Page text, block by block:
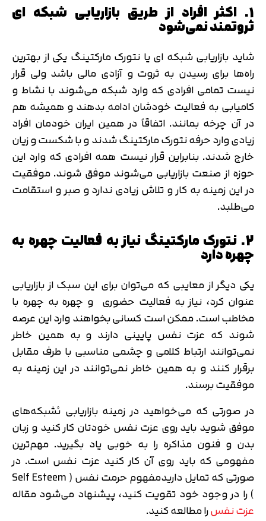
1. اکثر افراد از طریق بازاریابی شبکه ای
ثروتمند نمی‌شود
شاید بازاریابی شبکه ای یا نتورک مارکتینگ یکی از بهترین
راه‌ها برای رسیدن به ثروت و آزادی مالی باشد ولی قرار
نیست تمامی افرادی که وارد شبکه می‌شوند با نشاط و
کامیابی به فعالیت خودشان ادامه بدهند و همیشه هم
در آن چرخه بمانند. اتفاقاً در همین ایران خودمان افراد
زیادی وارد حرفه نتورک مارکتینگ شدند و با شکست و زیان
خارج شدند. بنابراین قرار نیست همه افرادی که وارد این
حوزه از صنعت بازاریابی می‌شوند موفق شوند. موفقیت
در این زمینه به کار و تلاش زیادی ندارد و صبر و استقامت
می‌طلبد.
2. نتورک مارکتینگ نیاز به فعالیت چهره به
چهره دارد
یکی دیگر از معایبی که می‌توان برای این سبک از بازاریابی
عنوان کرد، نیاز به فعالیت حضوری و چهره به چهره با
مخاطب است. ممکن است کسانی بخواهند وارد این عرصه
شوند که عزت نفس پایینی دارند و به همین خاطر
نمی‌توانند ارتباط کلامی و چشمی مناسبی با طرف مقابل
برقرار کنند و به همین خاطر نمی‌توانند در این زمینه به
موفقیت برسند.
در صورتی که می‌خواهید در زمینه بازاریابی ئشبکه‌های
موفق شوید باید روی عزت نفس خودتان کار کنید و زبان
بدن و فنون مذاکره را به خوبی یاد بگیرید. مهم‌ترین
مفهومی که باید روی آن کار کنید عزت نفس است. در
صورتی که تمایل داریدمفهوم حرمت نفس ( Self Esteem
) را در وجود خود تقویت کنید، پیشنهاد می‌شود مقاله
عزت نفسرا مطالعه کنید.